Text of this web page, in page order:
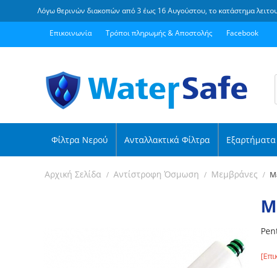
Λόγω θερινών διακοπών από 3 έως 16 Αυγούστου, το κατάστημα
Επικοινωνία Τρόποι πληρωμής & Αποστολής Facebook
Φίλτρα Νερού Ανταλλακτικά Φίλτρα
Αρχική Σελίδα / Αντίστροφη Όσμωση / Μεμβράνες /